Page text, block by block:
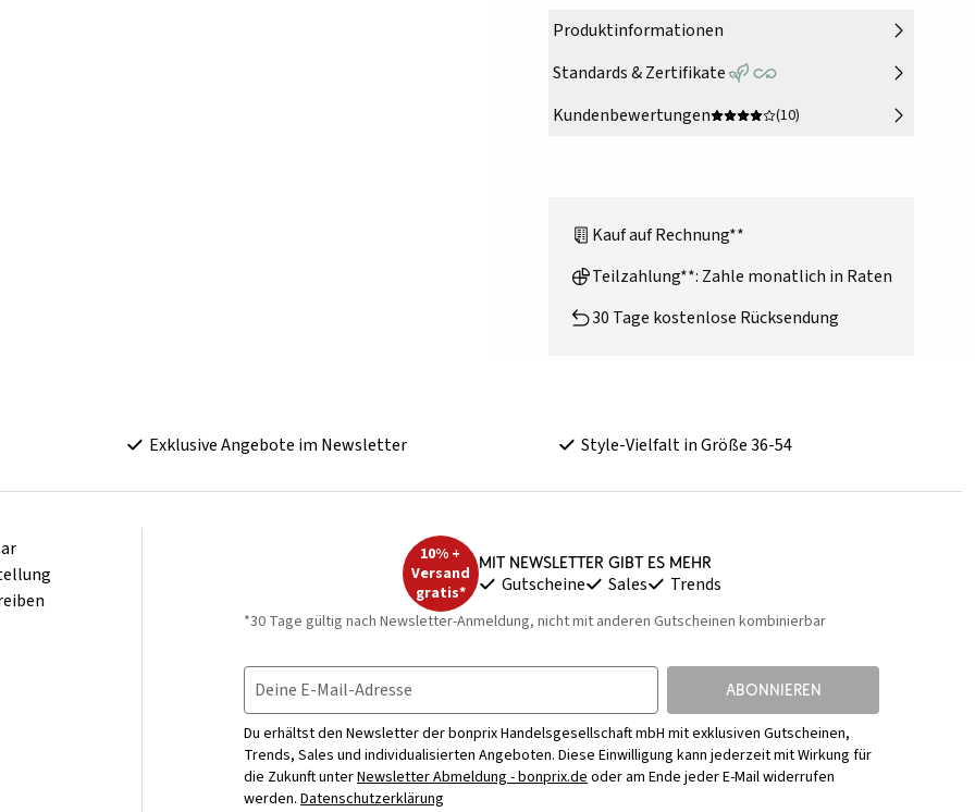
Produktinformationen
Standards & Zertifikate
Kundenbewertungen
(10)
Kauf auf Rechnung**
Teilzahlung**: Zahle monatlich in Raten
30 Tage kostenlose Rücksendung
Exklusive Angebote im Newsletter Style-Vielfalt in Größe 36-54
10% +
Versand
gratis*
Mit Newsletter gibt es mehr
Gutscheine Sales Trends
*30 Tage gültig nach Newsletter-Anmeldung, nicht mit anderen Gutscheinen kombinierbar
Deine E-Mail-Adresse ABONNIEREN
Du erhältst den Newsletter der bonprix Handelsgesellschaft mbH mit exklusiven Gutscheinen,
Trends, Sales und individualisierten Angeboten. Diese Einwilligung kann jederzeit mit Wirkung für
die Zukunft unterNewsletter Abmeldung - bonprix.deoder am Ende jeder E-Mail widerrufen
werden. Datenschutzerklärung